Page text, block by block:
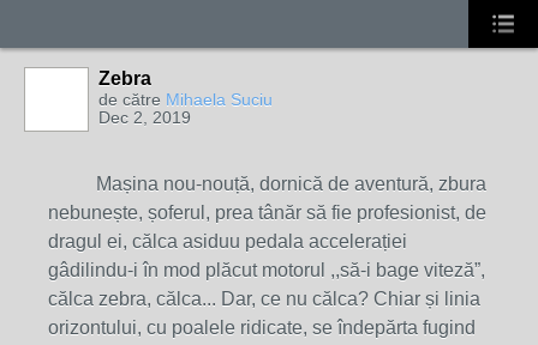
Zebra
de către Mihaela Suciu
Dec 2, 2019
Mașina nou-nouță, dornică de aventură, zbura
nebunește, șoferul, prea tânăr să fie profesionist, de
dragul ei, călca asiduu pedala accelerației
gâdilindu-i în mod plăcut motorul ,,să-i bage viteză”,
călca zebra, călca... Dar, ce nu călca? Chiar și linia
orizontului, cu poalele ridicate, se îndepărta fugind